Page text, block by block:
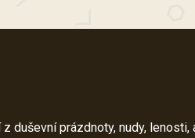
duševní prázdnoty, nudy, lenosti,